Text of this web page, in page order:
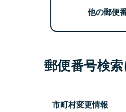
他の郵便
郵便番号検
市町村変更情報